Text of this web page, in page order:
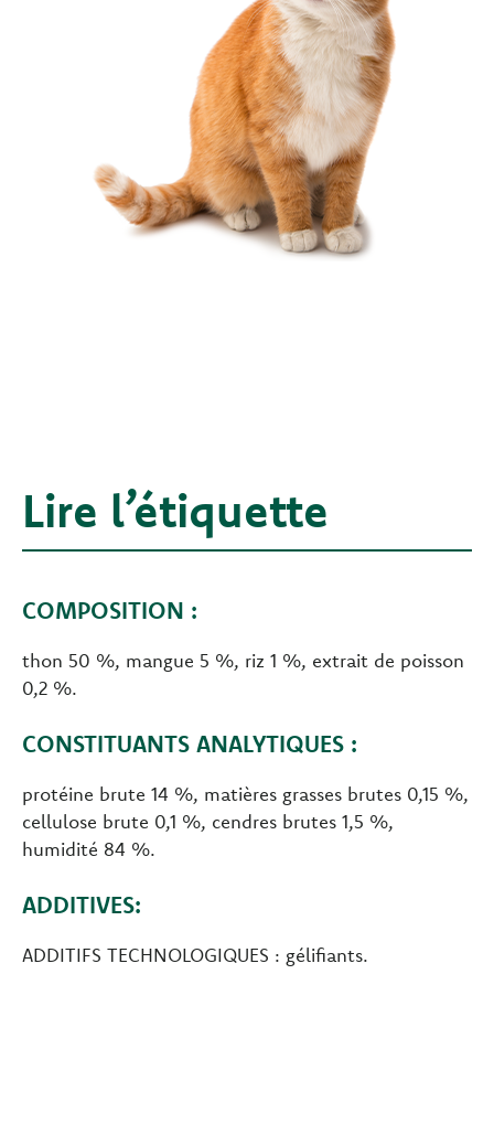
Lire l’étiquette
COMPOSITION :
thon 50 %, mangue 5 %, riz 1 %, extrait de poisson
0,2 %.
CONSTITUANTS ANALYTIQUES :
protéine brute 14 %, matières grasses brutes 0,15 %,
cellulose brute 0,1 %, cendres brutes 1,5 %,
humidité 84 %.
ADDITIVES:
ADDITIFS TECHNOLOGIQUES : gélifiants.